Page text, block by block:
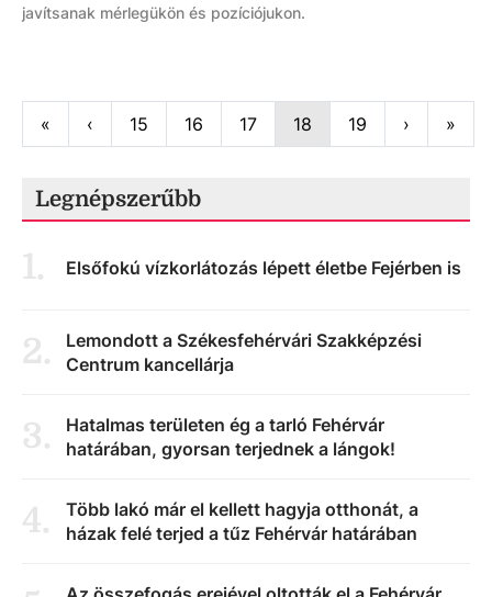
javítsanak mérlegükön és pozíciójukon.
« ‹ Previous
15 16 17 18 19 › Next»
Legnépszerűbb
1. Elsőfokú vízkorlátozás lépett életbe Fejérben is
2.
Lemondott a Székesfehérvári Szakképzési
Centrum kancellárja
3.
Hatalmas területen ég a tarló Fehérvár
határában, gyorsan terjednek a lángok!
4.
Több lakó már el kellett hagyja otthonát, a
házak felé terjed a tűz Fehérvár határában